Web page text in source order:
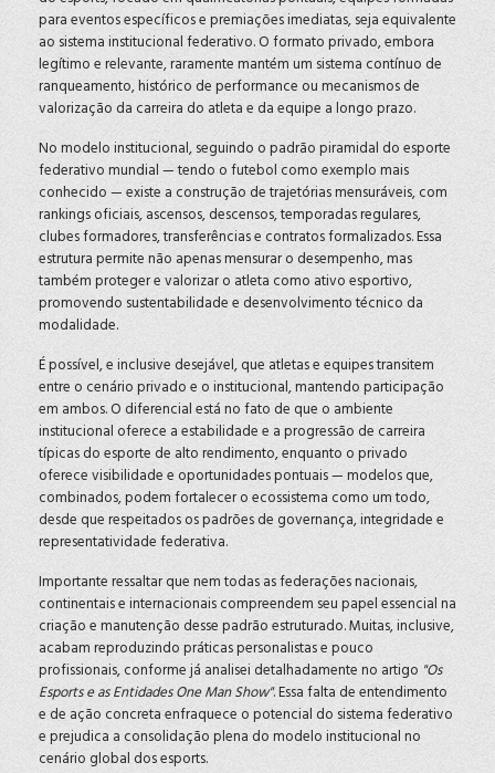
para eventos específicos e premiações imediatas, seja equivalente
ao sistema institucional federativo. O formato privado, embora
legítimo e relevante, raramente mantém um sistema contínuo de
ranqueamento, histórico de performance ou mecanismos de
valorização da carreira do atleta e da equipe a longo prazo.
No modelo institucional, seguindo o padrão piramidal do esporte
federativo mundial — tendo o futebol como exemplo mais
conhecido — existe a construção de trajetórias mensuráveis, com
rankings oficiais, ascensos, descensos, temporadas regulares,
clubes formadores, transferências e contratos formalizados. Essa
estrutura permite não apenas mensurar o desempenho, mas
também proteger e valorizar o atleta como ativo esportivo,
promovendo sustentabilidade e desenvolvimento técnico da
modalidade.
É possível, e inclusive desejável, que atletas e equipes transitem
entre o cenário privado e o institucional, mantendo participação
em ambos. O diferencial está no fato de que o ambiente
institucional oferece a estabilidade e a progressão de carreira
típicas do esporte de alto rendimento, enquanto o privado
oferece visibilidade e oportunidades pontuais — modelos que,
combinados, podem fortalecer o ecossistema como um todo,
desde que respeitados os padrões de governança, integridade e
representatividade federativa.
Importante ressaltar que nem todas as federações nacionais,
continentais e internacionais compreendem seu papel essencial na
criação e manutenção desse padrão estruturado. Muitas, inclusive,
acabam reproduzindo práticas personalistas e pouco
profissionais, conforme já analisei detalhadamente no artigo "Os
Esports e as Entidades One Man Show". Essa falta de entendimento
e de ação concreta enfraquece o potencial do sistema federativo
e prejudica a consolidação plena do modelo institucional no
cenário global dos esports.